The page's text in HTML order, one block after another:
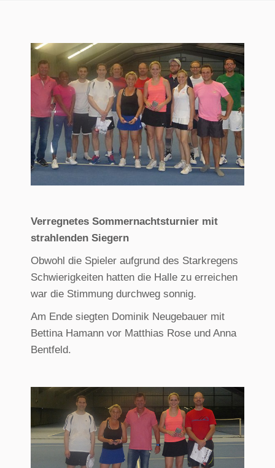
Verregnetes Sommernachtsturnier mit
strahlenden Siegern
Obwohl die Spieler aufgrund des Starkregens
Schwierigkeiten hatten die Halle zu erreichen
war die Stimmung durchweg sonnig.
Am Ende siegten Dominik Neugebauer mit
Bettina Hamann vor Matthias Rose und Anna
Bentfeld.